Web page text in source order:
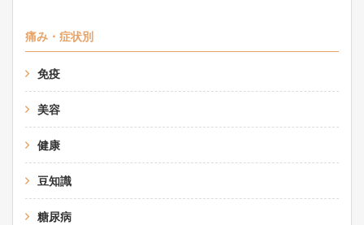
痛み・症状別
免疫
美容
健康
豆知識
糖尿病